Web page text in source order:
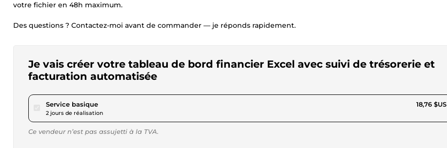
votre fichier en 48h maximum.
Des questions ? Contactez-moi avant de commander — je réponds rapidement.
Je vais créer votre tableau de bord financier Excel avec suivi de trésorerie et
facturation automatisée
Service basiquepour 17,28 $US
2 jours de réalisation
18,76 $US
Ce vendeur n’est pas assujetti à la TVA.